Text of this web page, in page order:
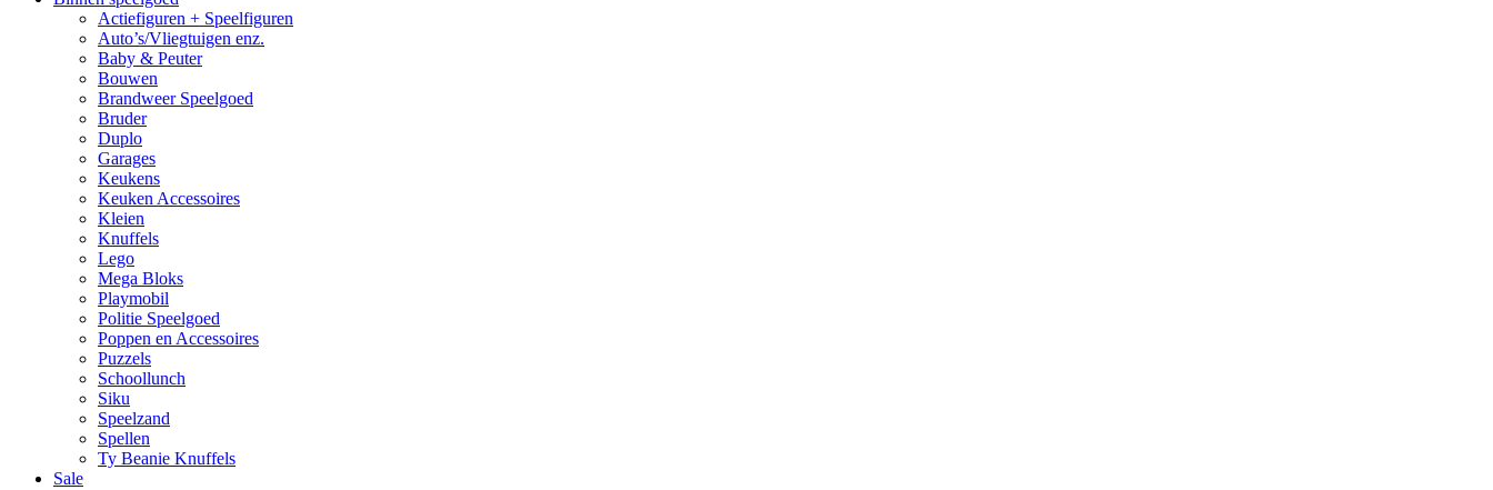
Actiefiguren + Speelfiguren
Auto’s/Vliegtuigen enz.
Baby & Peuter
Bouwen
Brandweer Speelgoed
Bruder
Duplo
Garages
Keukens
Keuken Accessoires
Kleien
Knuffels
Lego
Mega Bloks
Playmobil
Politie Speelgoed
Poppen en Accessoires
Puzzels
Schoollunch
Siku
Speelzand
Spellen
Ty Beanie Knuffels
Sale